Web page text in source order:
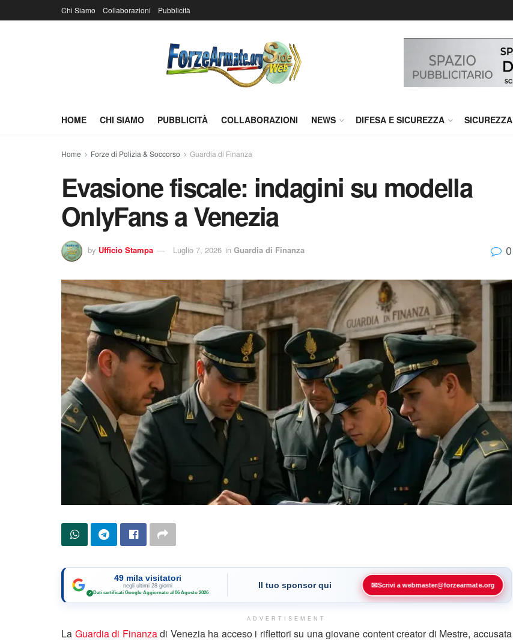
Chi Siamo Collaborazioni Pubblicità
HOME CHI SIAMO PUBBLICITÀ COLLABORAZIONI NEWS DIFESA E SICUREZZA SICUREZZA
Home Forze di Polizia & Soccorso Guardia di Finanza
Evasione fiscale: indagini su modella
OnlyFans a Venezia
by Ufficio Stampa Luglio 7, 2026 in Guardia di Finanza 0
49 mila visitatori
negli ultimi 28 giorni
✓ Dati certificati Google·Aggiornato al 06 Agosto 2026
Il tuo sponsor qui ✉Scrivi a webmaster@forzearmate.org
ADVERTISEMENT
La Guardia di Finanzadi Venezia ha acceso i riflettori su una giovane content creator di Mestre, accusata